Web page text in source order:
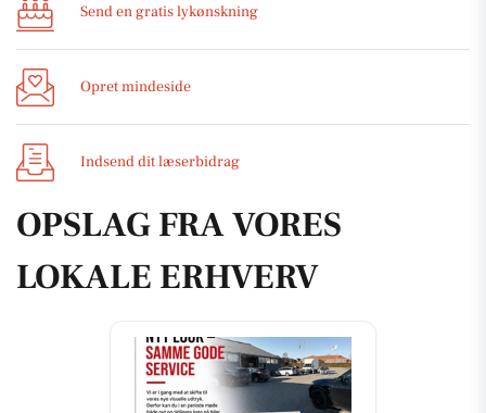
Send en gratis lykønskning
Opret mindeside
Indsend dit læserbidrag
OPSLAG FRA VORES
LOKALE ERHVERV